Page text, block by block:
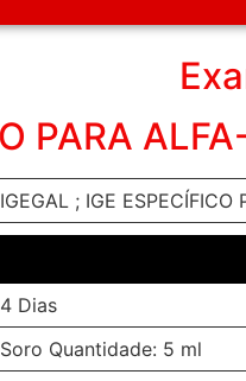
PARA
IGEGAL ; IGE
4 Dias
Soro Quantidade: 5 ml